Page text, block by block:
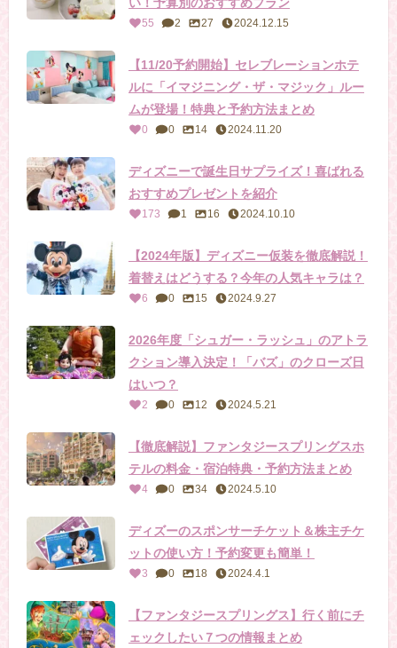
い！予算別のおすすめプラン
55 2 27 2024.12.15
【11/20予約開始】セレブレーションホテ
ルに「イマジニング・ザ・マジック」ルー
ムが登場！特典と予約方法まとめ
0 0 14 2024.11.20
ディズニーで誕生日サプライズ！喜ばれる
おすすめプレゼントを紹介
173 1 16 2024.10.10
【2024年版】ディズニー仮装を徹底解説！
着替えはどうする？今年の人気キャラは？
6 0 15 2024.9.27
2026年度「シュガー・ラッシュ」のアトラ
クション導入決定！「バズ」のクローズ日
はいつ？
2 0 12 2024.5.21
【徹底解説】ファンタジースプリングスホ
テルの料金・宿泊特典・予約方法まとめ
4 0 34 2024.5.10
ディズーのスポンサーチケット＆株主チケ
ットの使い方！予約変更も簡単！
3 0 18 2024.4.1
【ファンタジースプリングス】行く前にチ
ェックしたい７つの情報まとめ